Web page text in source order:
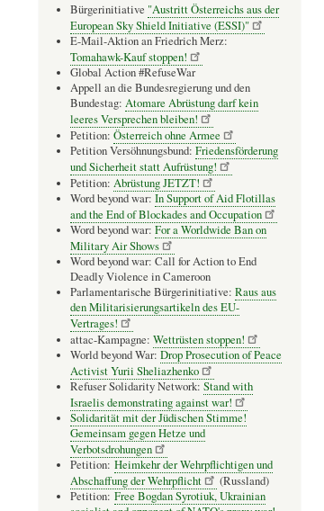
Bürgerinitiative "Austritt Österreichs aus der
European Sky Shield Initiative (ESSI)"
E-Mail-Aktion an Friedrich Merz:
Tomahawk-Kauf stoppen!
Global Action #RefuseWar
Appell an die Bundesregierung und den
Bundestag: Atomare Abrüstung darf kein
leeres Versprechen bleiben!
Petition: Österreich ohne Armee
Petition Versöhnungsbund: Friedensförderung
und Sicherheit statt Aufrüstung!
Petition: Abrüstung JETZT!
Word beyond war: In Support of Aid Flotillas
and the End of Blockades and Occupation
Word beyond war: For a Worldwide Ban on
Military Air Shows
Word beyond war: Call for Action to End
Deadly Violence in Cameroon
Parlamentarische Bürgerinitiative: Raus aus
den Militarisierungsartikeln des EU-
Vertrages!
attac-Kampagne: Wettrüsten stoppen!
World beyond War: Drop Prosecution of Peace
Activist Yurii Sheliazhenko
Refuser Solidarity Network: Stand with
Israelis demonstrating against war!
Solidarität mit der Jüdischen Stimme!
Gemeinsam gegen Hetze und
Verbotsdrohungen
Petition: Heimkehr der Wehrpflichtigen und
Abschaffung der Wehrpflicht
(Russland)
Petition: Free Bogdan Syrotiuk, Ukrainian